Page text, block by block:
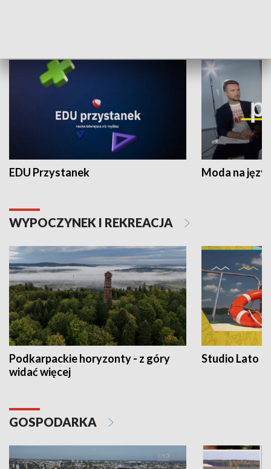
EDU Przystanek Moda na
WYPOCZYNEK I REKREACJA
Podkarpackie horyzonty - z góry
widać więcej
Studio Lato
GOSPODARKA